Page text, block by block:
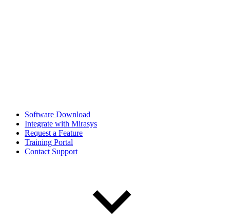
Software Download
Integrate with Mirasys
Request a Feature
Training Portal
Contact Support